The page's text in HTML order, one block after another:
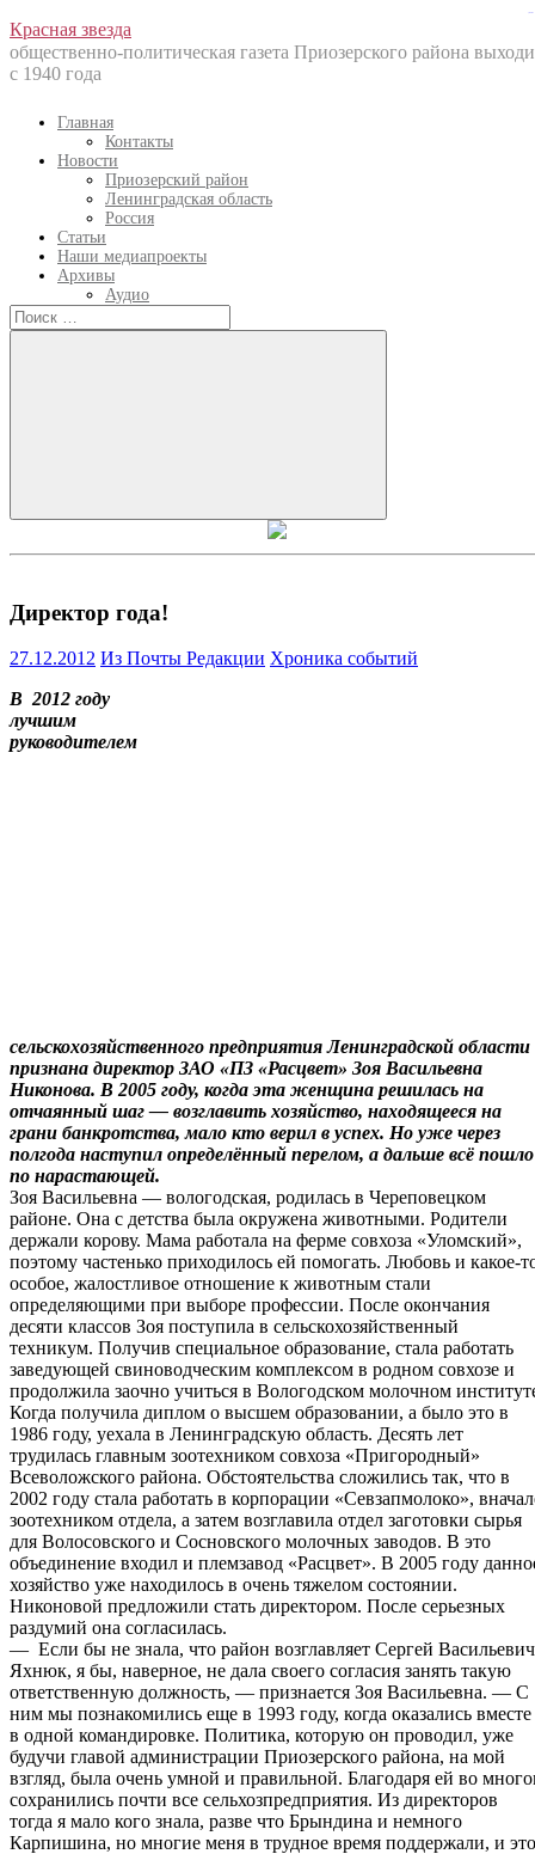
Перейти
к
содержанию
Красная звезда
общественно-политическая газета Приозерского района
с 1940 года
Главная
Контакты
Новости
Приозерский район
Ленинградская область
Россия
Статьи
Наши медиапроекты
Архивы
Аудио
Искать:
Искать
Директор года!
27.12.2012 Из Почты Редакции Хроника событий
В 2012 году
лучшим
руководителем
сельскохозяйственного предприятия Ленинградской области
признана директор ЗАО «ПЗ «Расцвет» Зоя Васильевна
Никонова. В 2005 году, когда эта женщина решилась на
отчаянный шаг — возглавить хозяйство, находящееся на
грани банкротства, мало кто верил в успех. Но уже через
полгода наступил определённый перелом, а дальше всё пошло
по нарастающей.
Зоя Васильевна — вологодская, родилась в Череповецком
районе. Она с детства была окружена животными. Родители
держали корову. Мама работала на ферме совхоза «Уломский»,
поэтому частенько приходилось ей помогать. Любовь и какое-
особое, жалостливое отношение к животным стали
определяющими при выборе профессии. После окончания
десяти классов Зоя поступила в сельскохозяйственный
техникум. Получив специальное образование, стала работать
заведующей свиноводческим комплексом в родном совхозе и
продолжила заочно учиться в Вологодском молочном
Когда получила диплом о высшем образовании, а было это в
1986 году, уехала в Ленинградскую область. Десять лет
трудилась главным зоотехником совхоза «Пригородный»
Всеволожского района. Обстоятельства сложились так, что в
2002 году стала работать в корпорации «Севзапмолоко»,
зоотехником отдела, а затем возглавила отдел заготовки сырья
для Волосовского и Сосновского молочных заводов. В это
объединение входил и племзавод «Расцвет». В 2005 году
хозяйство уже находилось в очень тяжелом состоянии.
Никоновой предложили стать директором. После серьезных
раздумий она согласилась.
— Если бы не знала, что район возглавляет Сергей Васильевич
Яхнюк, я бы, наверное, не дала своего согласия занять такую
ответственную должность, — признается Зоя Васильевна. — С
ним мы познакомились еще в 1993 году, когда оказались вместе
в одной командировке. Политика, которую он проводил, уже
будучи главой администрации Приозерского района, на мой
взгляд, была очень умной и правильной. Благодаря ей во
сохранились почти все сельхозпредприятия. Из директоров
тогда я мало кого знала, разве что Брындина и немного
Карпишина, но многие меня в трудное время поддержали, и это